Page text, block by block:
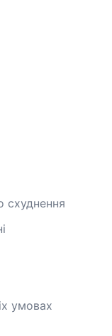
схуднення
умовах